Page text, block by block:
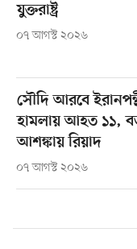
যুক্তরাষ্ট্র
০৭ আগস্ট ২০২৬
সৌদি আরবে
হামলায় আহত ১১,
আশঙ্কায় রিয়াদ
০৭ আগস্ট ২০২৬